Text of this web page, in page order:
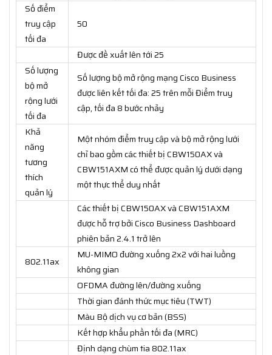
Số điểm
truy cập
tối đa
50
Được đề xuất lên tới 25
Số lượng
bộ mở
rộng lưới
tối đa
Số lượng bộ mở rộng mạng Cisco Business
được liên kết tối đa: 25 trên mỗi Điểm truy
cập, tối đa 8 bước nhảy
Khả
năng
tương
thích
quản lý
Một nhóm điểm truy cập và bộ mở rộng lưới
chỉ bao gồm các thiết bị CBW150AX và
CBW151AXM có thể được quản lý dưới dạng
một thực thể duy nhất
Các thiết bị CBW150AX và CBW151AXM
được hỗ trợ bởi Cisco Business Dashboard
phiên bản 2.4.1 trở lên
802.11ax
MU-MIMO đường xuống 2x2 với hai luồng
không gian
OFDMA đường lên/đường xuống
Thời gian đánh thức mục tiêu (TWT)
Màu Bộ dịch vụ cơ bản (BSS)
Kết hợp khẩu phần tối đa (MRC)
Định dạng chùm tia 802.11ax